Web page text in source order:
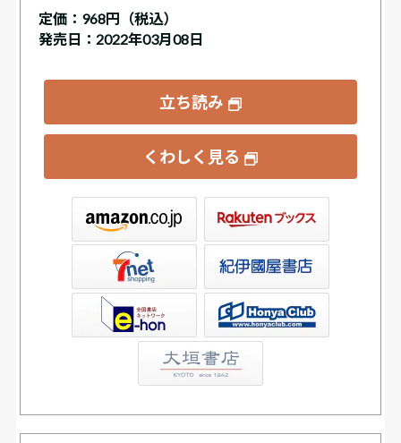
定価： 968円（税込）
発売日：2022年03月08日
立ち読み
くわしく見る
書店ウェブストア